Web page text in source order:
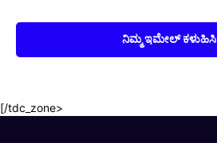
ನಿಮ್ಮ ಇಮೇಲ್ ಕಳುಹಿಸಿ
[/tdc_zone>